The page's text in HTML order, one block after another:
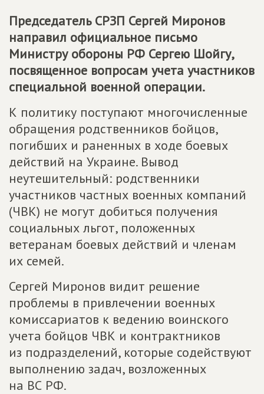
Председатель СРЗП Сергей Миронов
направил официальное письмо
Министру обороны РФ Сергею Шойгу,
посвященное вопросам учета участников
специальной военной операции.
К политику поступают многочисленные
обращения родственников бойцов,
погибших и раненных в ходе боевых
действий на Украине. Вывод
неутешительный: родственники
участников частных военных компаний
(ЧВК) не могут добиться получения
социальных льгот, положенных
ветеранам боевых действий и членам
их семей.
Сергей Миронов видит решение
проблемы в привлечении военных
комиссариатов к ведению воинского
учета бойцов ЧВК и контрактников
из подразделений, которые содействуют
выполнению задач, возложенных
на ВС РФ.